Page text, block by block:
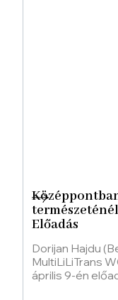
Előadás
Dorijan Hajdu
MultiLiLiTrans
április 9-én